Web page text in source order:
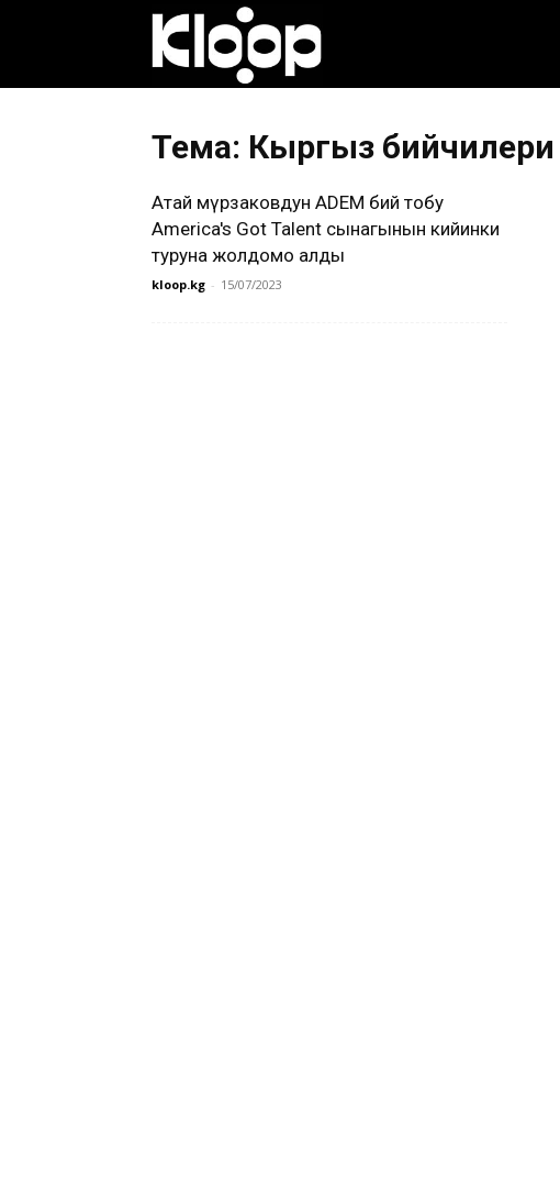
кыргызча
Тема: Кыргыз бийчилери
Атай Өмүрзаковдун ADEM бий тобу
America's Got Talent сынагынын кийинки
туруна жолдомо алды
kloop.kg - 15/07/2023